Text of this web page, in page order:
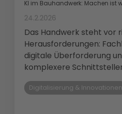
KI im Bauhandwerk: Machen ist
24.2.2026
Das Handwerk steht vor
Herausforderungen:
digitale Überforderung
komplexere
Digitalisierung & Innovationen